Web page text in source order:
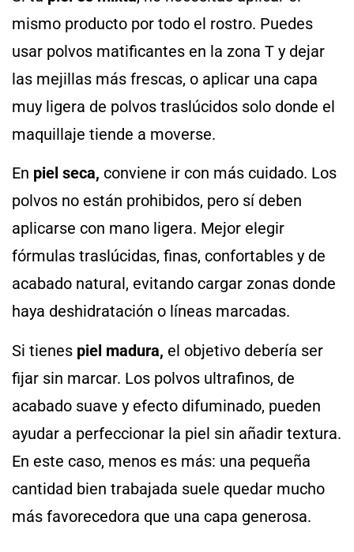
mismo producto por todo el rostro. Puedes
usar polvos matificantes en la zona T y dejar
las mejillas más frescas, o aplicar una capa
muy ligera de polvos traslúcidos solo donde el
maquillaje tiende a moverse.
En piel seca, conviene ir con más cuidado. Los
polvos no están prohibidos, pero sí deben
aplicarse con mano ligera. Mejor elegir
fórmulas traslúcidas, finas, confortables y de
acabado natural, evitando cargar zonas donde
haya deshidratación o líneas marcadas.
Si tienes piel madura, el objetivo debería ser
fijar sin marcar. Los polvos ultrafinos, de
acabado suave y efecto difuminado, pueden
ayudar a perfeccionar la piel sin añadir textura.
En este caso, menos es más: una pequeña
cantidad bien trabajada suele quedar mucho
más favorecedora que una capa generosa.